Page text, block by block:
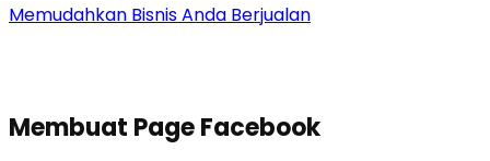
Memudahkan Bisnis Anda Berjualan
Membuat Page Facebook